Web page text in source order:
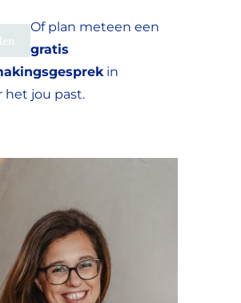
Of plan meteen een
gratis
in
het jou past.